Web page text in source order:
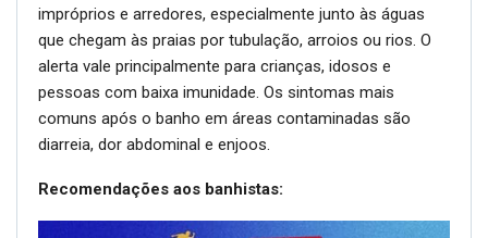
impróprios e arredores, especialmente junto às águas
que chegam às praias por tubulação, arroios ou rios. O
alerta vale principalmente para crianças, idosos e
pessoas com baixa imunidade. Os sintomas mais
comuns após o banho em áreas contaminadas são
diarreia, dor abdominal e enjoos.
Recomendações aos banhistas: